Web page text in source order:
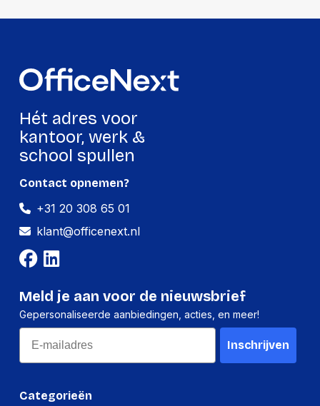
Hét adres voor
kantoor, werk &
school spullen
Categorieën
Contact opnemen?
+31 20 308 65 01
klant@officenext.nl
Meld je aan voor de nieuwsbrief
Gepersonaliseerde aanbiedingen, acties, en meer!
Email
Inschrijven